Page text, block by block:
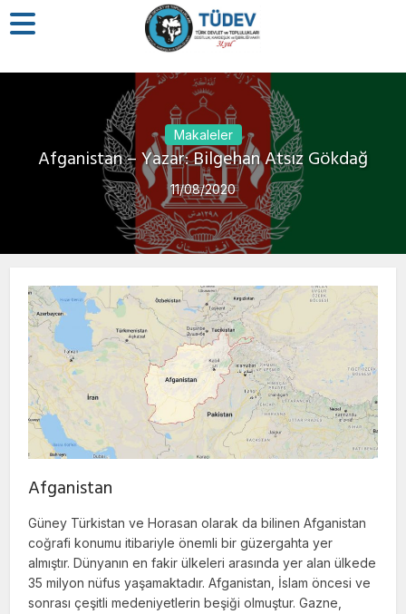
Makaleler
Afganistan – Yazar: Bilgehan Atsız Gökdağ
11/08/2020
Afganistan
Güney Türkistan ve Horasan olarak da bilinen Afganistan
coğrafi konumu itibariyle önemli bir güzergahta yer
almıştır. Dünyanın en fakir ülkeleri arasında yer alan ülkede
35 milyon nüfus yaşamaktadır. Afganistan, İslam öncesi ve
sonrası çeşitli medeniyetlerin beşiği olmuştur. Gazne,